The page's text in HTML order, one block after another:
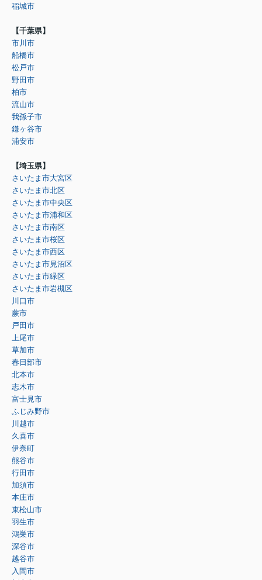
稲城市
【千葉県】
市川市
船橋市
松戸市
野田市
柏市
流山市
我孫子市
鎌ヶ谷市
浦安市
【埼玉県】
さいたま市大宮区
さいたま市北区
さいたま市中央区
さいたま市浦和区
さいたま市南区
さいたま市桜区
さいたま市西区
さいたま市見沼区
さいたま市緑区
さいたま市岩槻区
川口市
蕨市
戸田市
上尾市
草加市
春日部市
北本市
志木市
富士見市
ふじみ野市
川越市
久喜市
伊奈町
熊谷市
行田市
加須市
本庄市
東松山市
羽生市
鴻巣市
深谷市
越谷市
入間市